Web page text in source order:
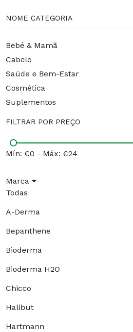
NOME CATEGORIA
Bebé & Mamã
Cabelo
Saúde e Bem-Estar
Cosmética
Suplementos
FILTRAR POR PREÇO
Mín: €0 - Máx: €24
Marca
Todas
A-Derma
Bepanthene
Bioderma
Bioderma H2O
Chicco
Halibut
Hartmann